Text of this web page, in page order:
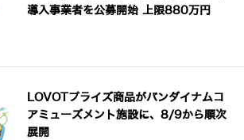
導入事業者を公募開始 上限880万円
LOVOTプライズ商品がバンダイナムコ
アミューズメント施設に、8/9から順次
展開